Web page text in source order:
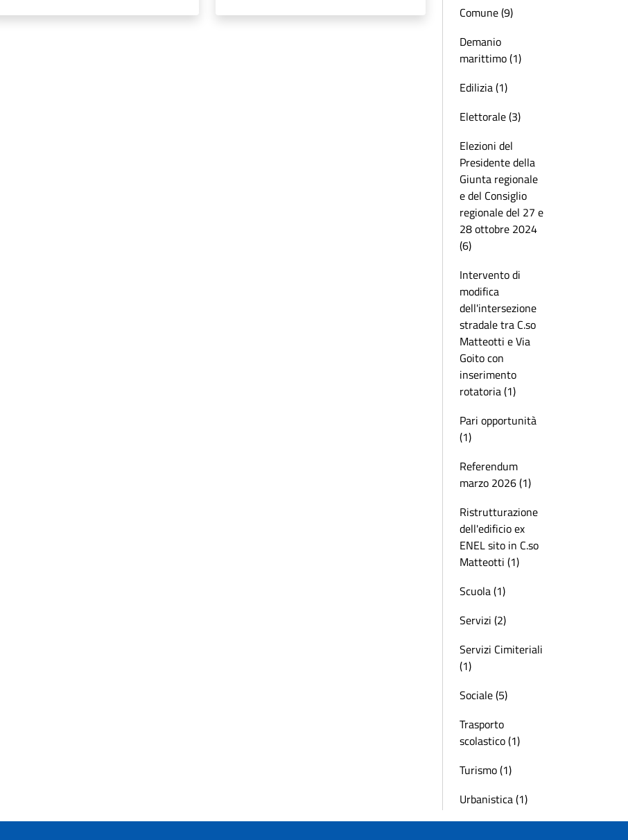
Comune (9)
Demanio
marittimo (1)
Edilizia (1)
Elettorale (3)
Elezioni del
Presidente della
Giunta regionale
e del Consiglio
regionale del 27 e
28 ottobre 2024
(6)
Intervento di
modifica
dell'intersezione
stradale tra C.so
Matteotti e Via
Goito con
inserimento
rotatoria (1)
Pari opportunità
(1)
Referendum
marzo 2026 (1)
Ristrutturazione
dell'edificio ex
ENEL sito in C.so
Matteotti (1)
Scuola (1)
Servizi (2)
Servizi Cimiteriali
(1)
Sociale (5)
Trasporto
scolastico (1)
Turismo (1)
Urbanistica (1)